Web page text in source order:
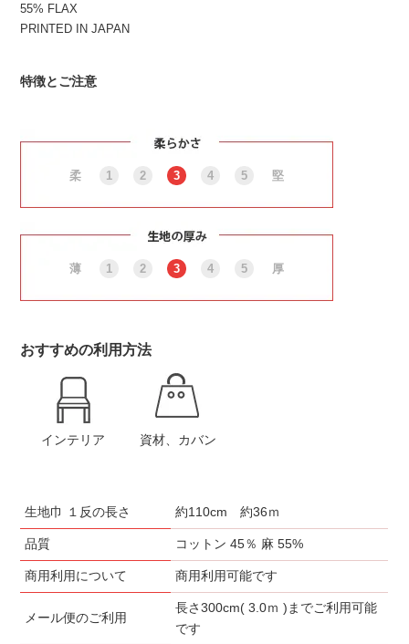
55% FLAX
PRINTED IN JAPAN
特徴とご注意
柔 1 2 3 4 5 堅
薄 1 2 3 4 5 厚
おすすめの利用方法
インテリア 資材、カバン
生地巾 １反の長さ 約110cm 約36ｍ
品質 コットン 45％ 麻 55%
商用利用について 商用利用可能です
メール便のご利用
長さ300cm( 3.0ｍ )までご利用可能
です